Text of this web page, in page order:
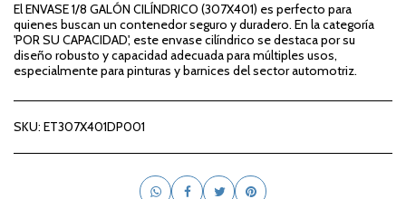
El ENVASE 1/8 GALÓN CILÍNDRICO (307X401) es perfecto para
quienes buscan un contenedor seguro y duradero. En la categoría
'POR SU CAPACIDAD', este envase cilíndrico se destaca por su
diseño robusto y capacidad adecuada para múltiples usos,
especialmente para pinturas y barnices del sector automotriz.
SKU: ET307X401DP001